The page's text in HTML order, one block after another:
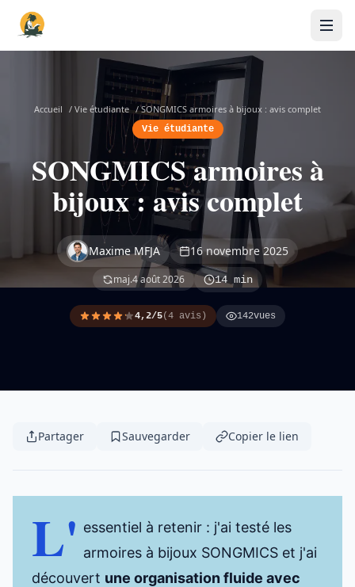
Accueil / Vie étudiante / SONGMICS armoires à bijoux : avis complet
Vie étudiante
SONGMICS armoires à
bijoux : avis complet
Maxime MFJA 16 novembre 2025
maj.4 août 2026 14 min
4,2/5(4 avis) 142vues
Partager Sauvegarder Copier le lien
L' essentiel à retenir : j'ai testé les
armoires à bijoux SONGMICS et j'ai
découvert une organisation fluide avec